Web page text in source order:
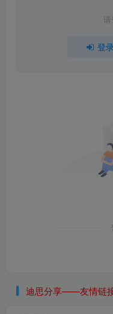
登
迪思分享——友情链